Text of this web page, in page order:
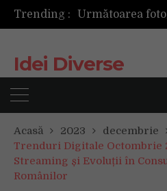
Trending :
Idei Diverse
Acasă 2023 decembrie
Trenduri Digitale Octombrie
Streaming și Evoluții în
Românilor